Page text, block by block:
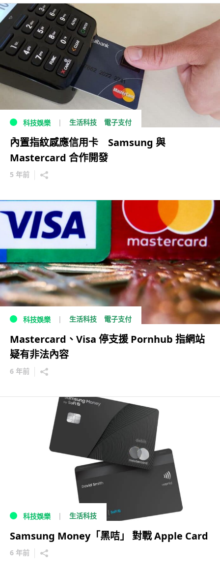
科技娛樂 生活科技 電子支付
內置指紋感應信用卡 Samsung 與
Mastercard 合作開發
5 年前
科技娛樂 生活科技 電子支付
Mastercard、Visa 停支援 Pornhub 指網站
疑有非法內容
6 年前
科技娛樂 生活科技
Samsung Money「黑咭」 對戰 Apple Card
6 年前